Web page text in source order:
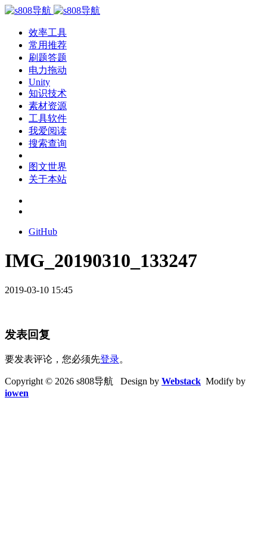
效率工具
常用推荐
刷题答题
电力拖动
Unity
知识技术
素材资源
工具软件
我爱阅读
搜索查询
图文世界
关于本站
GitHub
IMG_20190310_133247
2019-03-10 15:45
发表回复
要发表评论，您必须先登录。
Copyright © 2026 s808导航 Design by Webstack Modify by
iowen